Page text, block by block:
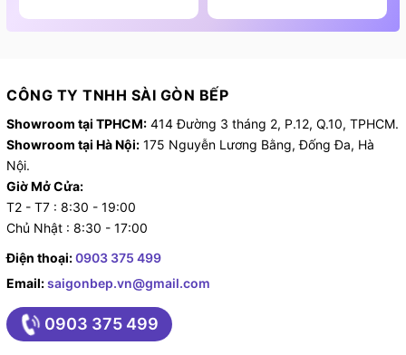
CÔNG TY TNHH SÀI GÒN BẾP
Showroom tại TPHCM: 414 Đường 3 tháng 2, P.12, Q.10, TPHCM.
Showroom tại Hà Nội: 175 Nguyễn Lương Bằng, Đống Đa, Hà
Nội.
Giờ Mở Cửa:
T2 - T7 : 8:30 - 19:00
Chủ Nhật : 8:30 - 17:00
Điện thoại:0903 375 499
Email:saigonbep.vn@gmail.com
0903 375 499